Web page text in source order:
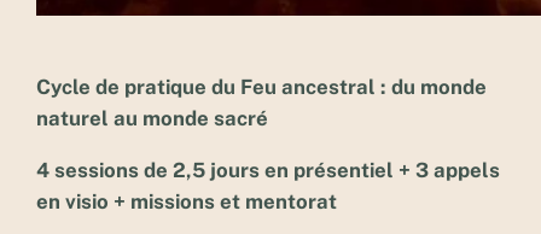
Cycle de pratique du Feu ancestral : du monde
naturel au monde sacré
4 sessions de 2,5 jours en présentiel + 3 appels
en visio + missions et mentorat